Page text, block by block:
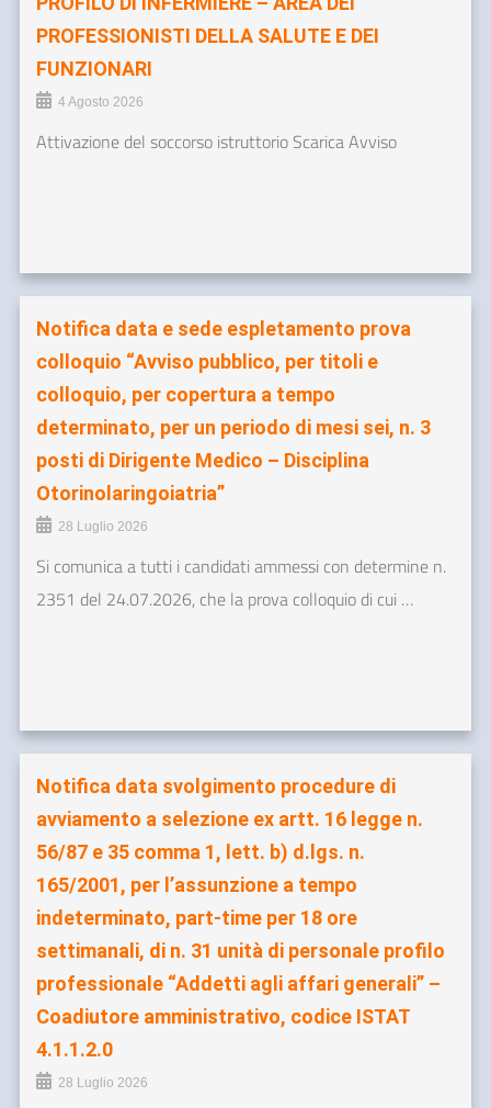
PROFESSIONISTI DELLA SALUTE E DEI
FUNZIONARI
4 Agosto 2026
Attivazione del soccorso istruttorio Scarica Avviso
Notifica data e sede espletamento prova
colloquio “Avviso pubblico, per titoli e
colloquio, per copertura a tempo
determinato, per un periodo di mesi sei, n. 3
posti di Dirigente Medico – Disciplina
Otorinolaringoiatria”
28 Luglio 2026
Si comunica a tutti i candidati ammessi con determine n.
2351 del 24.07.2026, che la prova colloquio di cui …
Notifica data svolgimento procedure di
avviamento a selezione ex artt. 16 legge n.
56/87 e 35 comma 1, lett. b) d.lgs. n.
165/2001, per l’assunzione a tempo
indeterminato, part-time per 18 ore
settimanali, di n. 31 unità di personale profilo
professionale “Addetti agli affari generali” –
Coadiutore amministrativo, codice ISTAT
4.1.1.2.0
28 Luglio 2026